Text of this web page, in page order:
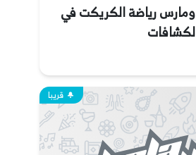
رياضة الكريكت في
قريبا